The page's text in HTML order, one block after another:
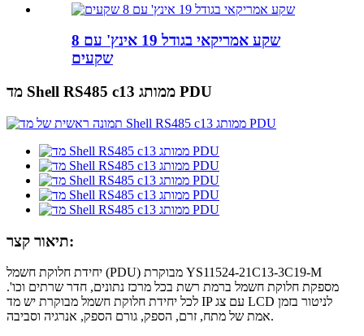
שקע אמריקאי בגודל 19 אינץ' עם 8
שקעים
מד Shell RS485 c13 ממותג PDU
תיאור קצר:
יחידת חלוקת חשמל (PDU) מבוקרת YS11524-21C13-3C19-M
מספקת חלוקת חשמל ברמת רשת בכל מרכז נתונים, חדר שרתים וכו'.
לכל יחידת חלוקת חשמל מבוקרת יש מד IP עם צג LCD לניטור בזמן
אמת של מתח, זרם, הספק, גורם הספק, אנרגיה וסביבה.